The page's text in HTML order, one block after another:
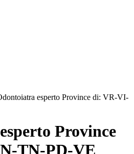
esperto Province di: VR-VI-
Province
TN-PD-VE